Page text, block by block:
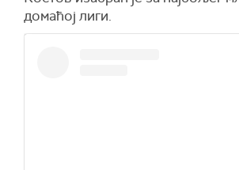
домаћој лиги.